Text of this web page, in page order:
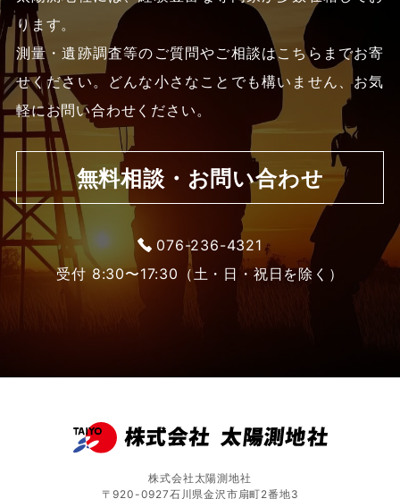
ります。
測量・遺跡調査等のご質問やご相談はこちらまでお寄
せください。 どんな小さなことでも構いません、お気
軽にお問い合わせください。
無料相談・お問い合わせ
076-236-4321
受付 8:30〜17:30（土・日・祝日を除く）
株式会社太陽測地社
〒920-0927石川県金沢市扇町2番地3